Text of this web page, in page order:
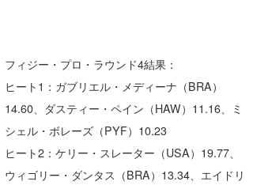
フィジー・プロ・ラウンド4結果：
ヒート1：ガブリエル・メディーナ（BRA）
14.60、ダスティー・ペイン（HAW）11.16、ミ
シェル・ボレーズ（PYF）10.23
ヒート2：ケリー・スレーター（USA）19.77、
ウィゴリー・ダンタス（BRA）13.34、エイドリ